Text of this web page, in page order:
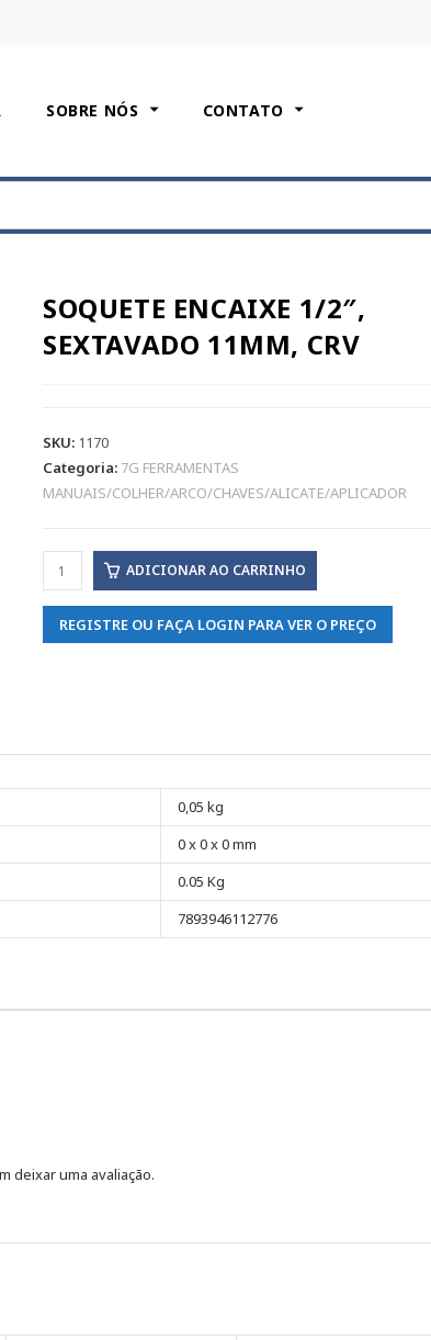
SOBRE NÓS CONTATO
SOQUETE ENCAIXE 1/2″,
SEXTAVADO 11MM, CRV
SKU: 1170
Categoria: 7G FERRAMENTAS
MANUAIS/COLHER/ARCO/CHAVES/ALICATE/APLICADOR
ADICIONAR AO CARRINHO
REGISTRE OU FAÇA LOGIN PARA VER O PREÇO
0,05 kg
0 x 0 x 0 mm
0.05 Kg
7893946112776
deixar uma avaliação.